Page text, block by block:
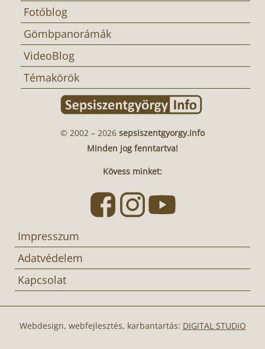
Fotóblog
Gömbpanorámák
VideoBlog
Témakörök
© 2002 – 2026 sepsiszentgyorgy.info
Minden jog fenntartva!
Kövess minket:
Impresszum
Adatvédelem
Kapcsolat
Webdesign, webfejlesztés, karbantartás: DIGITAL STUDIO